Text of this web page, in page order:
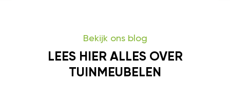
Bekijk ons blog
LEES HIER ALLES OVER
TUINMEUBELEN